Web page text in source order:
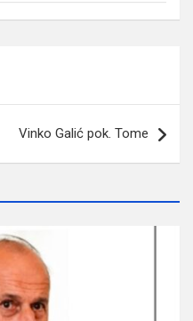
Vinko Galić pok. Tome